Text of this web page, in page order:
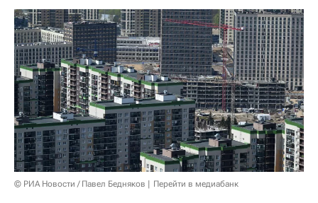
© РИА Новости / Павел Бедняков Перейти в медиабанк